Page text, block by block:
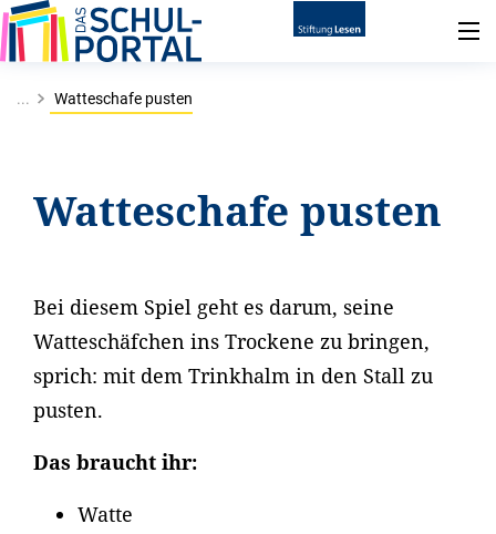
... Watteschafe pusten
Watteschafe pusten
Bei diesem Spiel geht es darum, seine
Watteschäfchen ins Trockene zu bringen,
sprich: mit dem Trinkhalm in den Stall zu
pusten.
Das braucht ihr:
Watte